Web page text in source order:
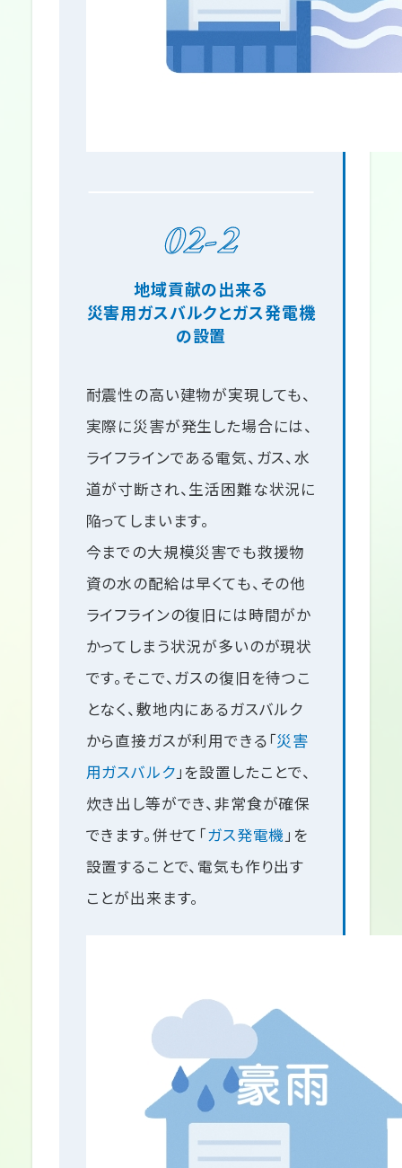
02-2
地域貢献の出来る
災害用ガスバルクとガス発電機
の設置
耐震性の高い建物が実現しても、
実際に災害が発生した場合には、
ライフラインである電気、ガス、水
道が寸断され、生活困難な状況に
陥ってしまいます。
今までの大規模災害でも救援物
資の水の配給は早くても、その他
ライフラインの復旧には時間がか
かってしまう状況が多いのが現状
です。そこで、ガスの復旧を待つこ
となく、敷地内にあるガスバルク
から直接ガスが利用できる「災害
用ガスバルク」を設置したことで、
炊き出し等ができ、非常食が確保
できます。併せて「ガス発電機」を
設置することで、電気も作り出す
ことが出来ます。